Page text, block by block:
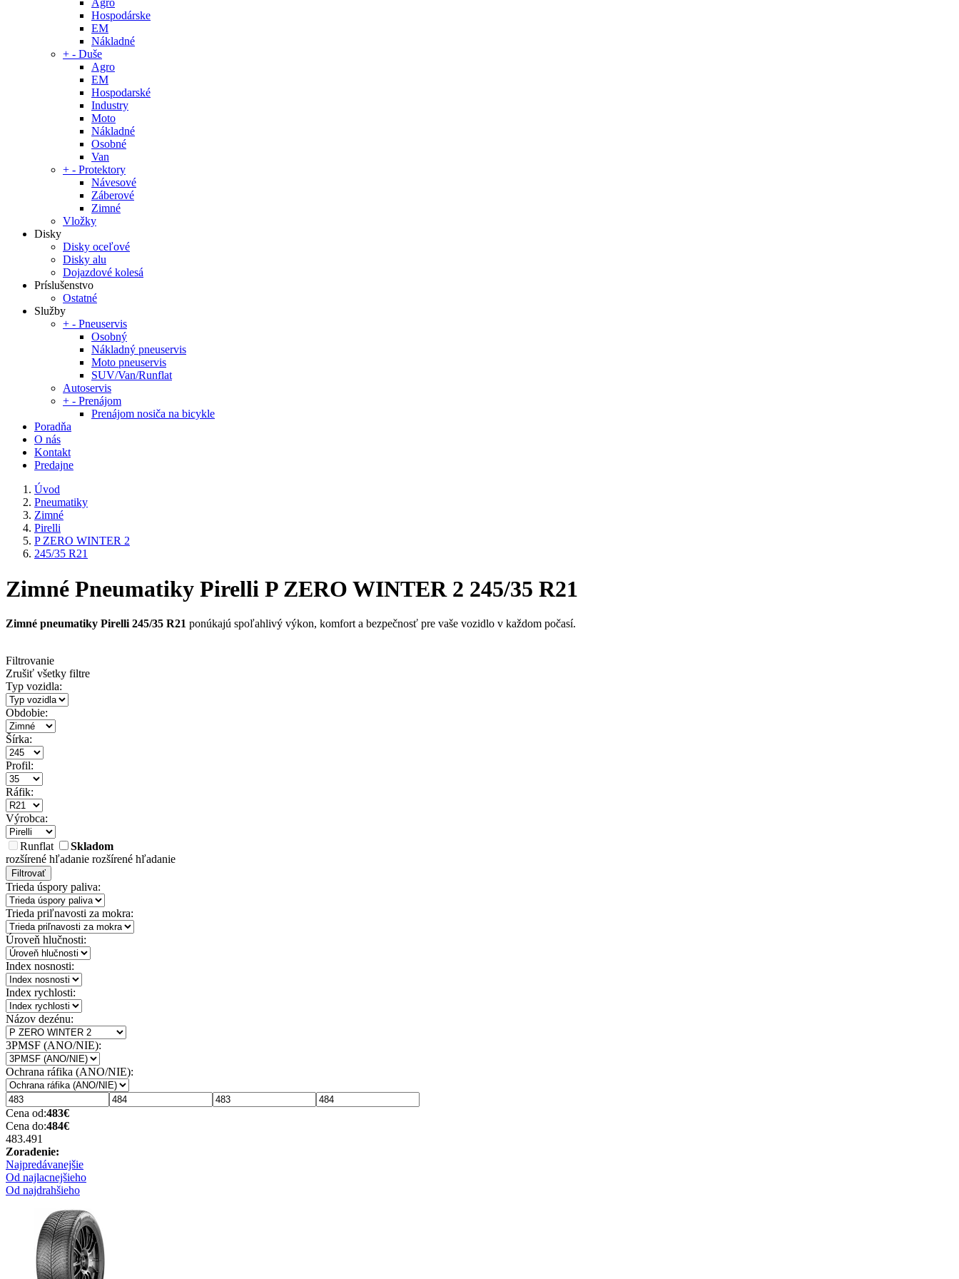
Agro
Hospodárske
EM
Nákladné
+ - Duše
Agro
EM
Hospodarské
Industry
Moto
Nákladné
Osobné
Van
+ - Protektory
Návesové
Záberové
Zimné
Vložky
Disky
Disky oceľové
Disky alu
Dojazdové kolesá
Príslušenstvo
Ostatné
Služby
+ - Pneuservis
Osobný
Nákladný pneuservis
Moto pneuservis
SUV/Van/Runflat
Autoservis
+ - Prenájom
Prenájom nosiča na bicykle
Poradňa
O nás
Kontakt
Predajne
Úvod
Pneumatiky
Zimné
Pirelli
P ZERO WINTER 2
245/35 R21
Zimné Pneumatiky Pirelli P ZERO WINTER 2 245/35 R21
Zimné pneumatiky Pirelli 245/35 R21 ponúkajú spoľahlivý výkon, komfort a bezpečnosť pre vaše vozidlo v každom počasí.
Filtrovanie
Zrušiť všetky filtre
Typ vozidla:
Obdobie:
Šírka:
Profil:
Ráfik:
Výrobca:
Runflat
Skladom
rozšírené hľadanie rozšírené hľadanie
Filtrovať
Trieda úspory paliva:
Trieda priľnavosti za mokra:
Úroveň hlučnosti:
Index nosnosti:
Index rychlosti:
Názov dezénu:
3PMSF (ANO/NIE):
Ochrana ráfika (ANO/NIE):
Cena od:483€
Cena do:484€
483.491
Zoradenie:
Najpredávanejšie
Od najlacnejšieho
Od najdrahšieho